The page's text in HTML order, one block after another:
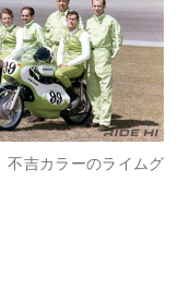
不吉カラーのライムグ